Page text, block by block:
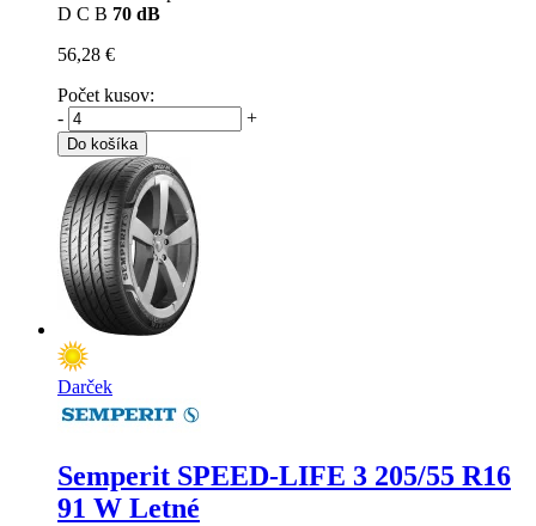
D C B 70 dB
56,28 €
Počet kusov:
-
+
Do košíka
Darček
Semperit SPEED-LIFE 3 205/55 R16
91 W Letné